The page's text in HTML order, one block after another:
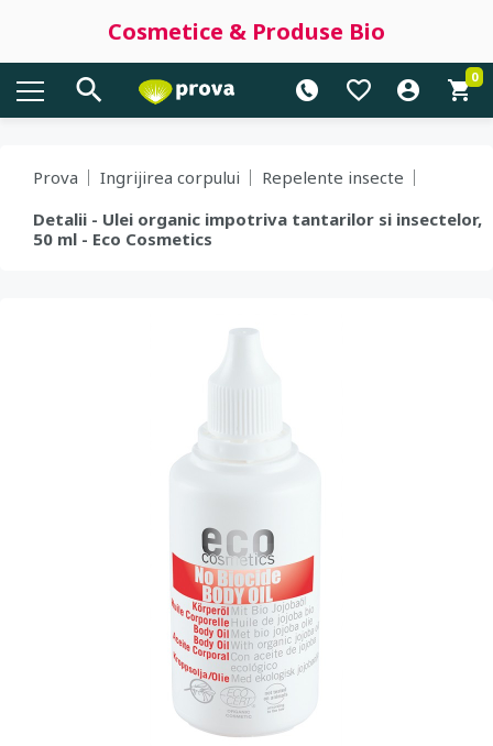
Cosmetice & Produse Bio
0
Prova Ingrijirea corpului
Repelente insecte
Detalii - Ulei organic impotriva tantarilor si insectelor,
50 ml - Eco Cosmetics